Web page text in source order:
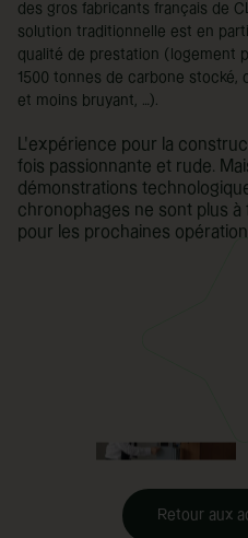
des gros fabricants français de
solution traditionnelle est en
qualité de prestation (logement
1500 tonnes de carbone stocké,
et moins bruyant, …).
L’expérience pour la
fois passionnante et rude.
démonstrations
chronophages ne sont plus à
pour les prochaines
Retour aux